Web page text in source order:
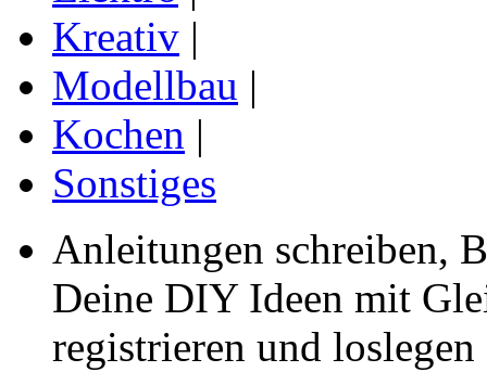
Kreativ |
Modellbau |
Kochen |
Sonstiges
Anleitungen schreiben,
Deine DIY Ideen mit
registrieren und loslegen